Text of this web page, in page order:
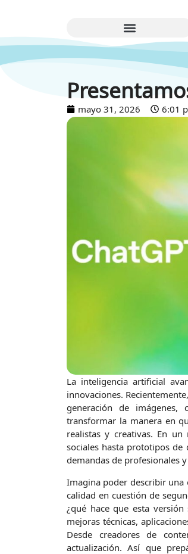
mayo 31, 2026 6:01
La inteligencia artificial
innovaciones.
generación de imágenes,
transformar la manera en
realistas y creativas. En
sociales hasta prototipos de
demandas de profesionales
Imagina poder describir una
calidad en cuestión de
¿qué hace que esta
mejoras técnicas,
Desde creadores de
actualización. Así que